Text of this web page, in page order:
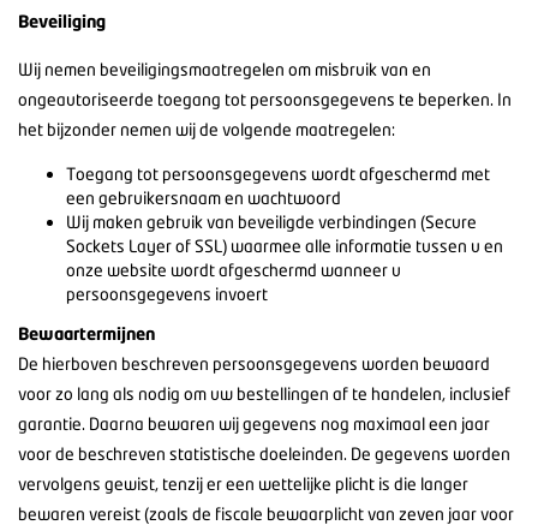
Beveiliging
Wij nemen beveiligingsmaatregelen om misbruik van en
ongeautoriseerde toegang tot persoonsgegevens te beperken. In
het bijzonder nemen wij de volgende maatregelen:
Toegang tot persoonsgegevens wordt afgeschermd met
een gebruikersnaam en wachtwoord
Wij maken gebruik van beveiligde verbindingen (Secure
Sockets Layer of SSL) waarmee alle informatie tussen u en
onze website wordt afgeschermd wanneer u
persoonsgegevens invoert
Bewaartermijnen
De hierboven beschreven persoonsgegevens worden bewaard
voor zo lang als nodig om uw bestellingen af te handelen, inclusief
garantie. Daarna bewaren wij gegevens nog maximaal een jaar
voor de beschreven statistische doeleinden. De gegevens worden
vervolgens gewist, tenzij er een wettelijke plicht is die langer
bewaren vereist (zoals de fiscale bewaarplicht van zeven jaar voor